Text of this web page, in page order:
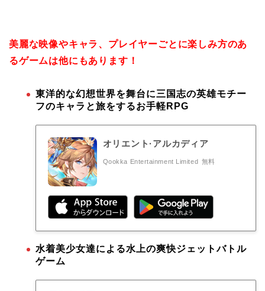
美麗な映像やキャラ、プレイヤーごとに楽しみ方のあ
るゲームは他にもあります！
東洋的な幻想世界を舞台に三国志の英雄モチー
フのキャラと旅をするお手軽RPG
オリエント·アルカディア
Qookka Entertainment Limited 無料
水着美少女達による水上の爽快ジェットバトル
ゲーム